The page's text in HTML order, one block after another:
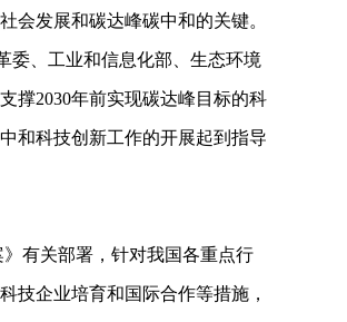
发展和碳达峰碳中和的关键。
、工业和信息化部、生态环境
撑2030年前实现碳达峰目标的科
和科技创新工作的开展起到指导
有关部署，针对我国各重点行
技企业培育和国际合作等措施，